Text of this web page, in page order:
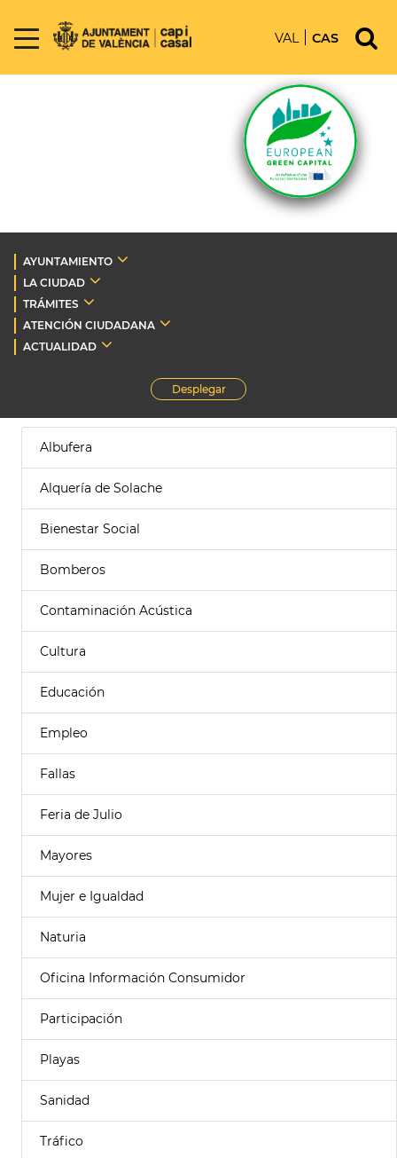
VAL CAS
AYUNTAMIENTO
LA CIUDAD
TRÁMITES
ATENCIÓN CIUDADANA
ACTUALIDAD
Desplegar
Albufera
Alquería de Solache
Bienestar Social
Bomberos
Contaminación Acústica
Cultura
Educación
Empleo
Fallas
Feria de Julio
Mayores
Mujer e Igualdad
Naturia
Oficina Información Consumidor
Participación
Playas
Sanidad
Tráfico